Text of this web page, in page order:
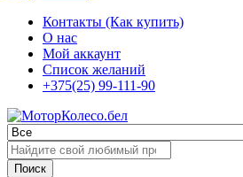
Контакты (Как купить)
О нас
Мой аккаунт
Список желаний
+375(25) 99-111-90
Поиск